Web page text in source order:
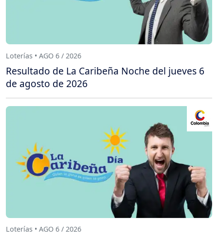
Loterías • AGO 6 / 2026
Resultado de La Caribeña Noche del jueves 6
de agosto de 2026
Loterías • AGO 6 / 2026